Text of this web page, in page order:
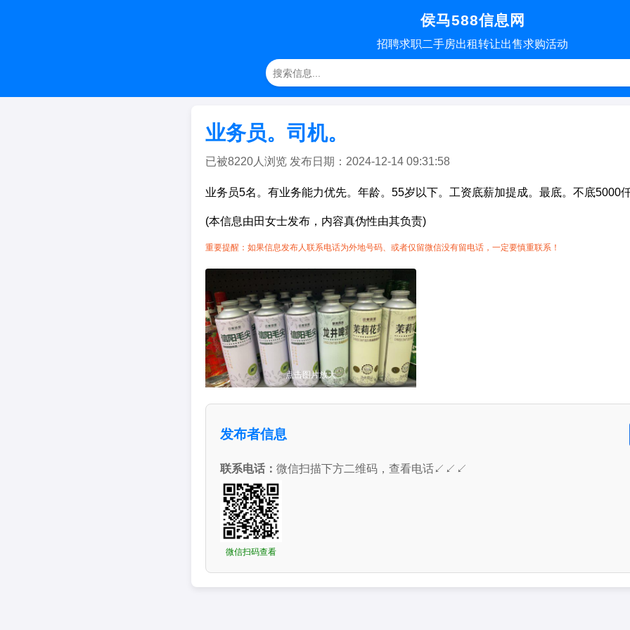
侯马588信息网
招聘求职二手房出租转让出售求购活动
业务员。司机。
已被8220人浏览 发布日期：2024-12-14 09:31:58
业务员5名。有业务能力优先。年龄。55岁以下。工资底薪加提成。最底。不底5000
(本信息由田女士发布，内容真伪性由其负责)
重要提醒：如果信息发布人联系电话为外地号码、或者仅留微信没有留电话，一定要慎重联系！
点击图片放大
发布者信息
联系电话： 微信扫描下方二维码，查看电话↙↙↙
微信扫码查看